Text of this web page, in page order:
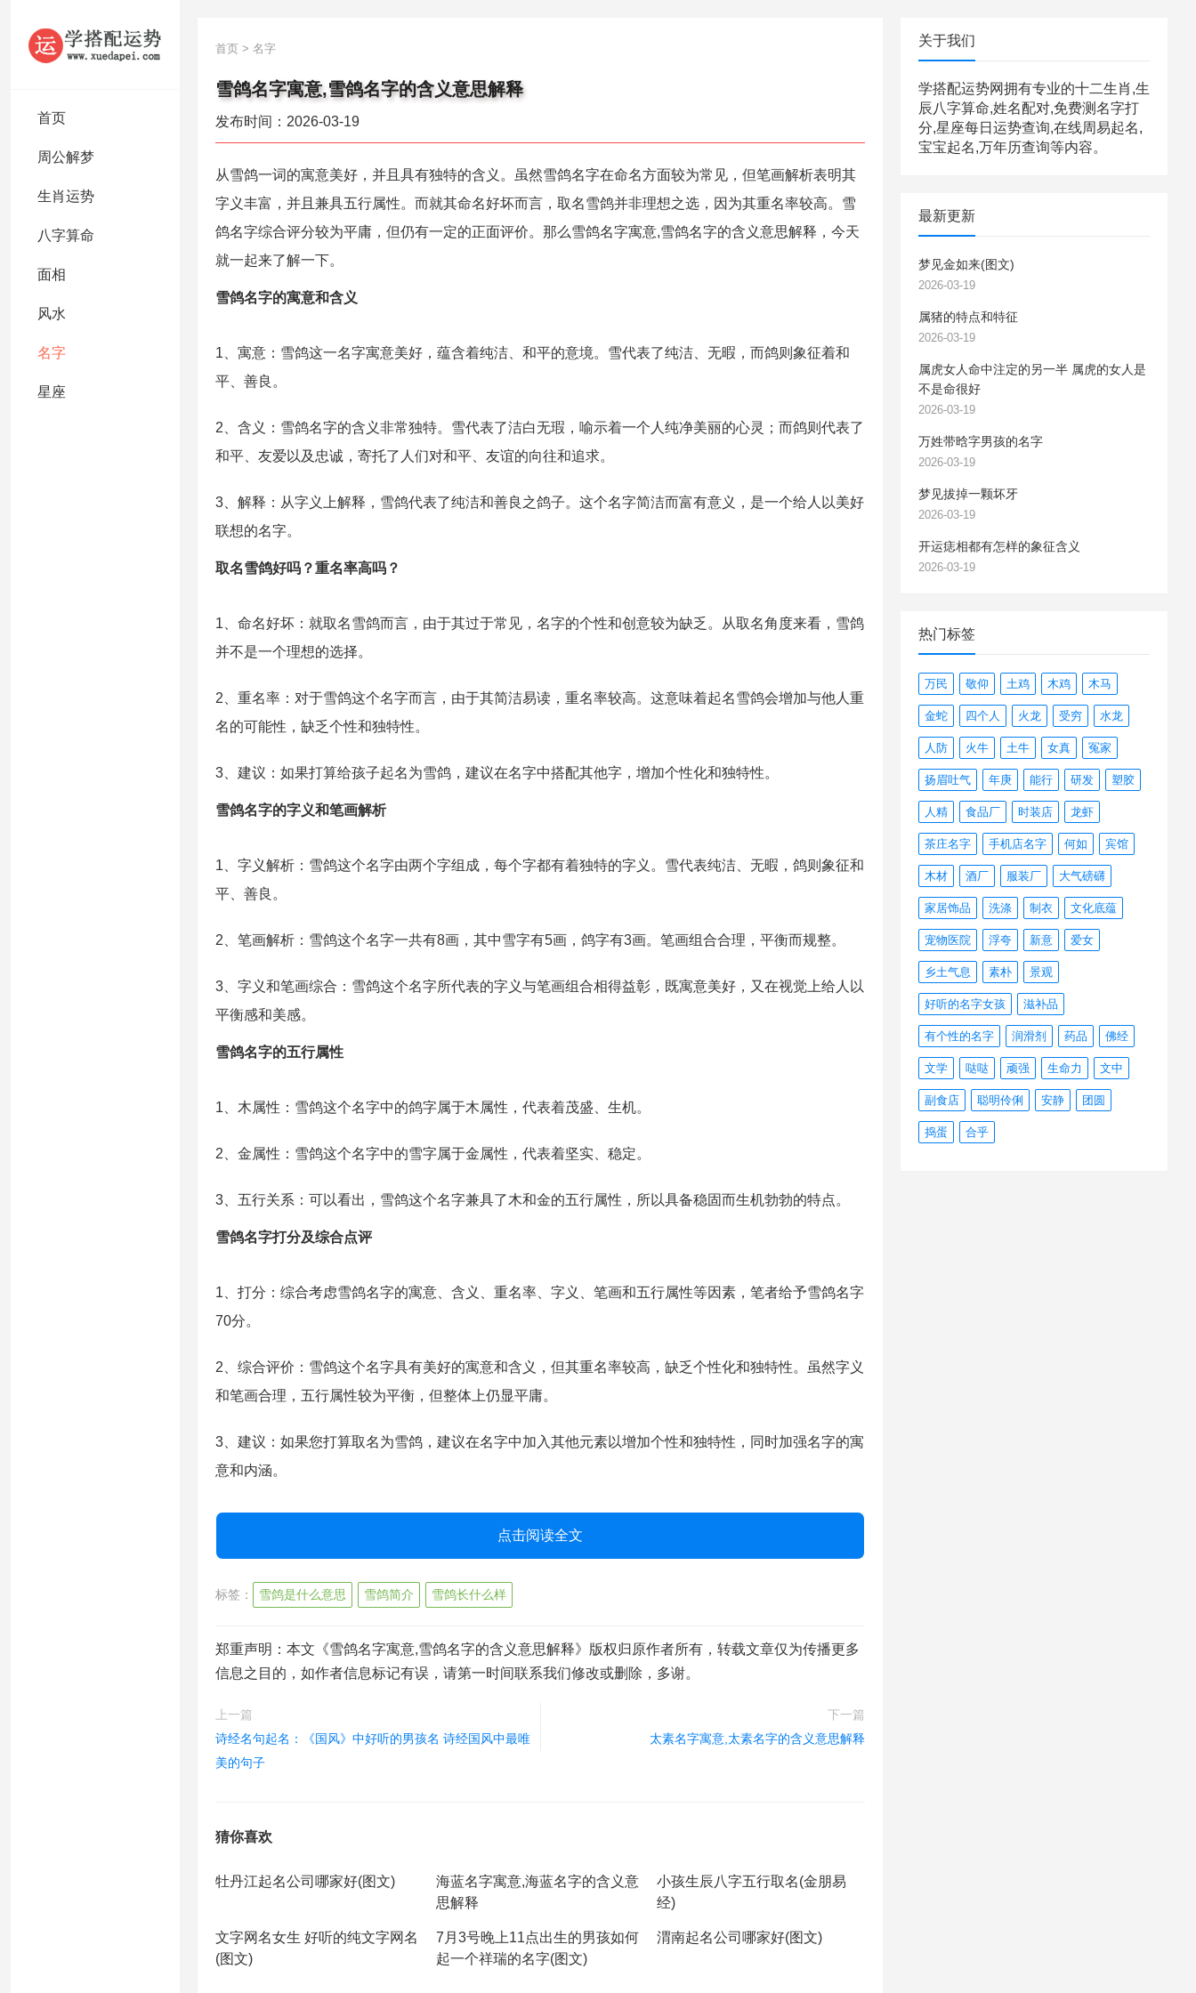
首页
周公解梦
生肖运势
八字算命
面相
风水
名字
星座
首页 > 名字
雪鸽名字寓意,雪鸽名字的含义意思解释
发布时间：2026-03-19
从雪鸽一词的寓意美好，并且具有独特的含义。虽然雪鸽名字在命名方面较为常见，但笔画解析表明其
字义丰富，并且兼具五行属性。而就其命名好坏而言，取名雪鸽并非理想之选，因为其重名率较高。雪
鸽名字综合评分较为平庸，但仍有一定的正面评价。那么雪鸽名字寓意,雪鸽名字的含义意思解释，今天
就一起来了解一下。
雪鸽名字的寓意和含义
1、寓意：雪鸽这一名字寓意美好，蕴含着纯洁、和平的意境。雪代表了纯洁、无暇，而鸽则象征着和
平、善良。
2、含义：雪鸽名字的含义非常独特。雪代表了洁白无瑕，喻示着一个人纯净美丽的心灵；而鸽则代表了
和平、友爱以及忠诚，寄托了人们对和平、友谊的向往和追求。
3、解释：从字义上解释，雪鸽代表了纯洁和善良之鸽子。这个名字简洁而富有意义，是一个给人以美好
联想的名字。
取名雪鸽好吗？重名率高吗？
1、命名好坏：就取名雪鸽而言，由于其过于常见，名字的个性和创意较为缺乏。从取名角度来看，雪鸽
并不是一个理想的选择。
2、重名率：对于雪鸽这个名字而言，由于其简洁易读，重名率较高。这意味着起名雪鸽会增加与他人重
名的可能性，缺乏个性和独特性。
3、建议：如果打算给孩子起名为雪鸽，建议在名字中搭配其他字，增加个性化和独特性。
雪鸽名字的字义和笔画解析
1、字义解析：雪鸽这个名字由两个字组成，每个字都有着独特的字义。雪代表纯洁、无暇，鸽则象征和
平、善良。
2、笔画解析：雪鸽这个名字一共有8画，其中雪字有5画，鸽字有3画。笔画组合合理，平衡而规整。
3、字义和笔画综合：雪鸽这个名字所代表的字义与笔画组合相得益彰，既寓意美好，又在视觉上给人以
平衡感和美感。
雪鸽名字的五行属性
1、木属性：雪鸽这个名字中的鸽字属于木属性，代表着茂盛、生机。
2、金属性：雪鸽这个名字中的雪字属于金属性，代表着坚实、稳定。
3、五行关系：可以看出，雪鸽这个名字兼具了木和金的五行属性，所以具备稳固而生机勃勃的特点。
雪鸽名字打分及综合点评
1、打分：综合考虑雪鸽名字的寓意、含义、重名率、字义、笔画和五行属性等因素，笔者给予雪鸽名字
70分。
2、综合评价：雪鸽这个名字具有美好的寓意和含义，但其重名率较高，缺乏个性化和独特性。虽然字义
和笔画合理，五行属性较为平衡，但整体上仍显平庸。
3、建议：如果您打算取名为雪鸽，建议在名字中加入其他元素以增加个性和独特性，同时加强名字的寓
意和内涵。
点击阅读全文
标签： 雪鸽是什么意思 雪鸽简介 雪鸽长什么样
郑重声明：本文《雪鸽名字寓意,雪鸽名字的含义意思解释》版权归原作者所有，转载文章仅为传播更多
信息之目的，如作者信息标记有误，请第一时间联系我们修改或删除，多谢。
上一篇
诗经名句起名：《国风》中好听的男孩名 诗经国风中最唯
美的句子
下一篇
太素名字寓意,太素名字的含义意思解释
猜你喜欢
牡丹江起名公司哪家好(图文)
海蓝名字寓意,海蓝名字的含义意
思解释
小孩生辰八字五行取名(金朋易
经)
文字网名女生 好听的纯文字网名
(图文)
7月3号晚上11点出生的男孩如何
起一个祥瑞的名字(图文)
渭南起名公司哪家好(图文)
关于我们
学搭配运势网拥有专业的十二生肖,生
辰八字算命,姓名配对,免费测名字打
分,星座每日运势查询,在线周易起名,
宝宝起名,万年历查询等内容。
最新更新
梦见金如来(图文)
2026-03-19
属猪的特点和特征
2026-03-19
属虎女人命中注定的另一半 属虎的女人是
不是命很好
2026-03-19
万姓带晗字男孩的名字
2026-03-19
梦见拔掉一颗坏牙
2026-03-19
开运痣相都有怎样的象征含义
2026-03-19
热门标签
万民 敬仰 土鸡 木鸡 木马
金蛇 四个人 火龙 受穷 水龙
人防 火牛 土牛 女真 冤家
扬眉吐气 年庚 能行 研发 塑胶
人精 食品厂 时装店 龙虾
茶庄名字 手机店名字 何如 宾馆
木材 酒厂 服装厂 大气磅礴
家居饰品 洗涤 制衣 文化底蕴
宠物医院 浮夸 新意 爱女
乡土气息 素朴 景观
好听的名字女孩 滋补品
有个性的名字 润滑剂 药品 佛经
文学 哒哒 顽强 生命力 文中
副食店 聪明伶俐 安静 团圆
捣蛋 合乎